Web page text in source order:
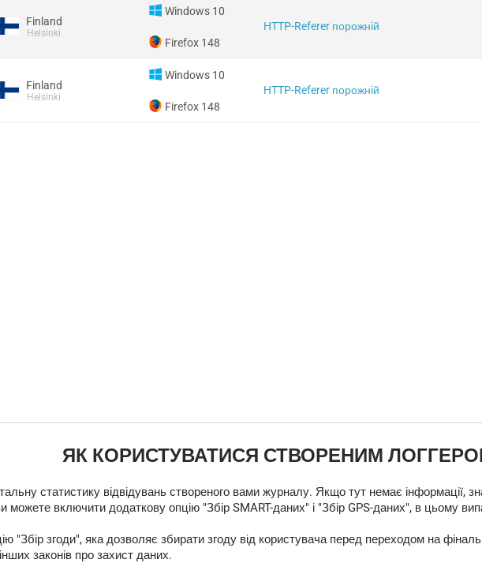
Finland
Helsinki
Windows 10
Firefox 148
HTTP-Referer порожній
Finland
Helsinki
Windows 10
Firefox 148
HTTP-Referer порожній
ЯК КОРИСТУВАТИСЯ СТВОРЕНИМ
статистику відвідувань створеного вами журналу. Якщо тут немає інформації,
можете включити додаткову опцію "Збір SMART-даних" і "Збір GPS-даних", в цьому
"Збір згоди", яка дозволяє збирати згоду від користувача перед переходом на
законів про захист даних.